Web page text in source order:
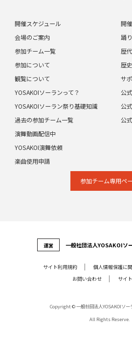
開催スケジュール
会場のご案内
参加チーム一覧
参加について
観覧について
開
踊
歴
歴
サ
YOSAKOIソーランって？
YOSAKOIソーラン祭り基礎知識
過去の参加チーム一覧
演舞動画配信中
公
公
公
YOSAKOI演舞依頼
楽曲使用申請
参加チーム専⽤ペ
運営 ⼀般社団法⼈YOSAKOIソ
サイト利⽤規約
個⼈情報保護に
お問い合わせ
サイ
Copyright © 一般社団法人YOSAKOIソー
All Rights Reserve.